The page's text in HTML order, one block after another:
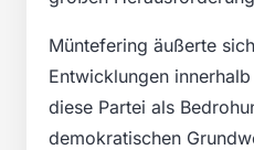
Müntefering äußerte
Entwicklungen
diese Partei als
demokratischen